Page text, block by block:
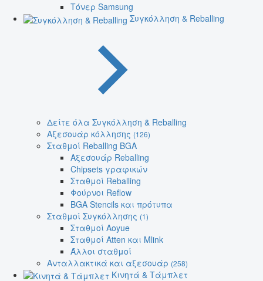
Τόνερ Samsung
Συγκόλληση & Reballing
Δείτε όλα Συγκόλληση & Reballing
Αξεσουάρ κόλλησης (126)
Σταθμοί Reballing BGA
Αξεσουάρ Reballing
Chipsets γραφικών
Σταθμοί Reballing
Φούρνοι Reflow
BGA Stencils και πρότυπα
Σταθμοί Συγκόλλησης (1)
Σταθμοί Aoyue
Σταθμοί Atten και Mlink
Άλλοι σταθμοί
Ανταλλακτικά και αξεσουάρ (258)
Κινητά & Τάμπλετ